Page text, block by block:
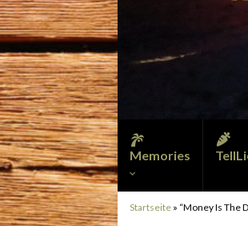
Memories
Startseite » “Money Is The